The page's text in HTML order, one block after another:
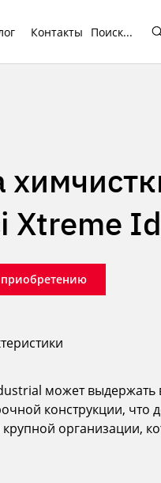
Контакты
Xtreme
приобретению
может
конструкции, что
крупной организации,